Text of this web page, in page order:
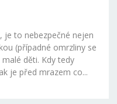
je to nebezpečné nejen
(případné omrzliny se
děti. Kdy tedy
je před mrazem co...